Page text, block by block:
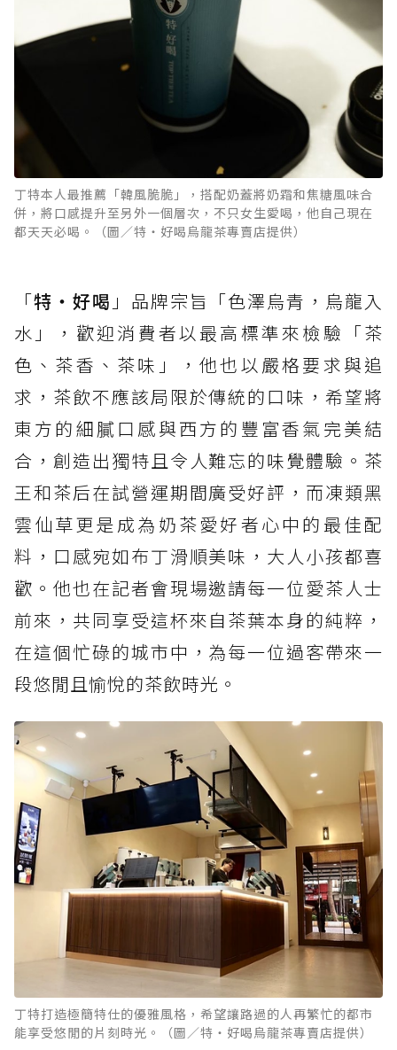
丁特本人最推薦「韓風脆脆」，搭配奶蓋將奶霜和焦糖風味合
併，將口感提升至另外一個層次，不只女生愛喝，他自己現在
都天天必喝。（圖／特‧好喝烏龍茶專賣店提供）
「特‧好喝 」品牌宗旨「色澤烏青，烏龍入
水」，歡迎消費者以最高標準來檢驗「茶
色、茶香、茶味」，他也以嚴格要求與追
求，茶飲不應該局限於傳統的口味，希望將
東方的細膩口感與西方的豐富香氣完美結
合，創造出獨特且令人難忘的味覺體驗。茶
王和茶后在試營運期間廣受好評，而凍類黑
雲仙草更是成為奶茶愛好者心中的最佳配
料，口感宛如布丁滑順美味，大人小孩都喜
歡。他也在記者會現場邀請每一位愛茶人士
前來，共同享受這杯來自茶葉本身的純粹，
在這個忙碌的城市中，為每一位過客帶來一
段悠閒且愉悅的茶飲時光。
丁特打造極簡特仕的優雅風格，希望讓路過的人再繁忙的都市
能享受悠閒的片刻時光。（圖／特‧好喝烏龍茶專賣店提供）